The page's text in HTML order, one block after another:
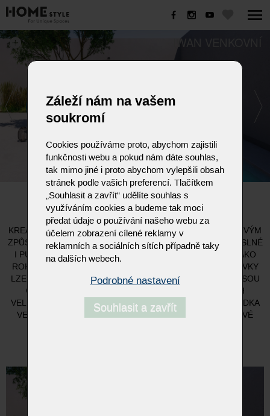
IWAN VENKOVNÍ
IWAN VENKOVNÍ
KREATIVNÍ VENKOVNÍ SALONEK. POZNEJTE PŘÍRODU NOVÝM
ZPŮSOBEM - SAMI NEBO V PÁRU. OBLÍBENÉ MÍSTO, SMYSLNÉ
I PURISTICKÉ ZÁROVEŇ. AŤ UŽ JAKO SOLITÉR, NEBO JAKO
ROHOVÁ SESTAVA. KREATIVNÍ SEDACÍ A LENOŠKOVÉ PRVKY
LZE KOMBINOVAT MNOHA ZPŮSOBY. PRO TENTO STYL JSOU
CHARAKTERISTICKÉ I FUNKČNÍ POLŠTÁŘE RŮZNÝCH
VELIKOSTÍ, KTERÝM LZE NASTAVIT SKLON. ŠIROKÁ NABÍDKA
VENKOVNÍCH TEXTILIÍ. K DISPOZICI TAKÉ V INTERIÉROVÉ
Záleží nám na vašem
soukromí
Cookies používáme proto, abychom zajistili
funkčnosti webu a pokud nám dáte souhlas,
tak mimo jiné i proto abychom vylepšili obsah
stránek podle vašich preferencí. Tlačítkem
„Souhlasit a zavřít“ udělíte souhlas s
využíváním cookies a budeme tak moci
předat údaje o používání našeho webu za
účelem zobrazení cílené reklamy v
reklamních a sociálních sítích případně taky
na dalších webech.
Podrobné nastavení
Souhlasit a zavřít